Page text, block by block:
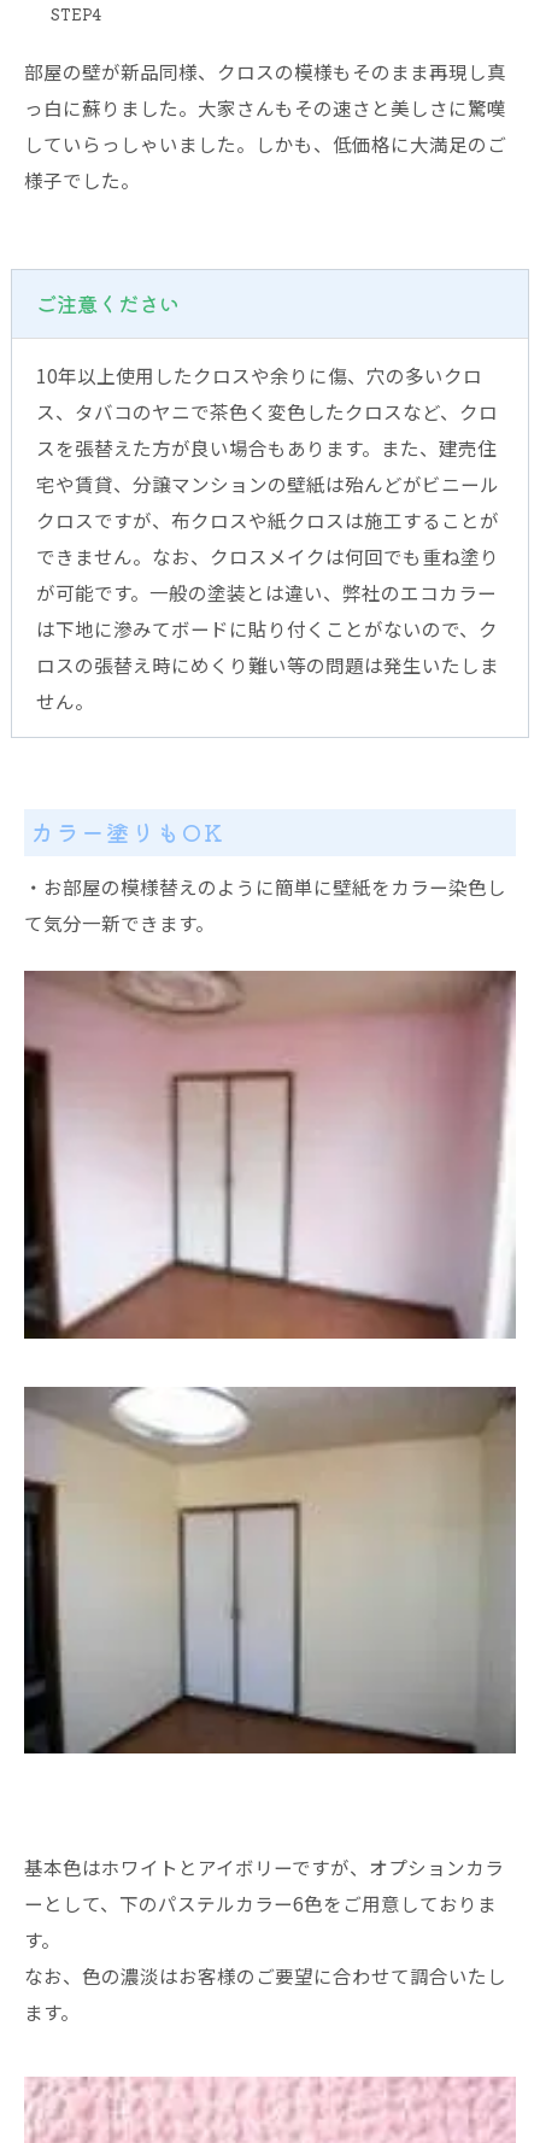
STEP4
部屋の壁が新品同様、クロスの模様もそのまま再現し真
っ白に蘇りました。大家さんもその速さと美しさに驚嘆
していらっしゃいました。しかも、低価格に大満足のご
様子でした。
ご注意ください
10年以上使用したクロスや余りに傷、穴の多いクロ
ス、タバコのヤニで茶色く変色したクロスなど、クロ
スを張替えた方が良い場合もあります。また、建売住
宅や賃貸、分譲マンションの壁紙は殆んどがビニール
クロスですが、布クロスや紙クロスは施工することが
できません。なお、クロスメイクは何回でも重ね塗り
が可能です。一般の塗装とは違い、弊社のエコカラー
は下地に滲みてボードに貼り付くことがないので、ク
ロスの張替え時にめくり難い等の問題は発生いたしま
せん。
カラー塗りもOK
・お部屋の模様替えのように簡単に壁紙をカラー染色し
て気分一新できます。
基本色はホワイトとアイボリーですが、オプションカラ
ーとして、下のパステルカラー6色をご用意しておりま
す。
なお、色の濃淡はお客様のご要望に合わせて調合いたし
ます。